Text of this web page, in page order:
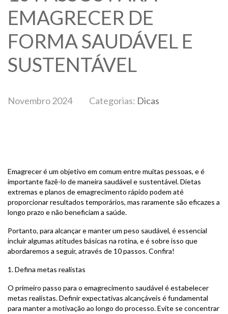
EMAGRECER DE
FORMA SAUDÁVEL E
SUSTENTÁVEL
Novembro 2024 Categorias: Dicas
Emagrecer é um objetivo em comum entre muitas pessoas, e é
importante fazê-lo de maneira saudável e sustentável. Dietas
extremas e planos de emagrecimento rápido podem até
proporcionar resultados temporários, mas raramente são eficazes a
longo prazo e não beneficiam a saúde.
Portanto, para alcançar e manter um peso saudável, é essencial
incluir algumas atitudes básicas na rotina, e é sobre isso que
abordaremos a seguir, através de 10 passos. Confira!
1. Defina metas realistas
O primeiro passo para o emagrecimento saudável é estabelecer
metas realistas. Definir expectativas alcançáveis é fundamental
para manter a motivação ao longo do processo. Evite se concentrar